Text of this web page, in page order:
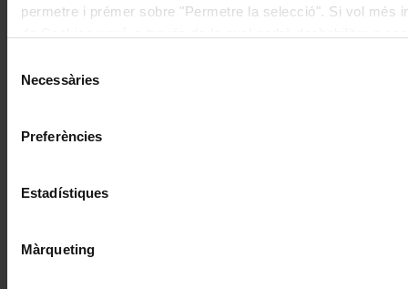
permetre i prémer sobre "Permetre la selecció". Si vol més
Necessàries
Preferències
Estadístiques
Màrqueting